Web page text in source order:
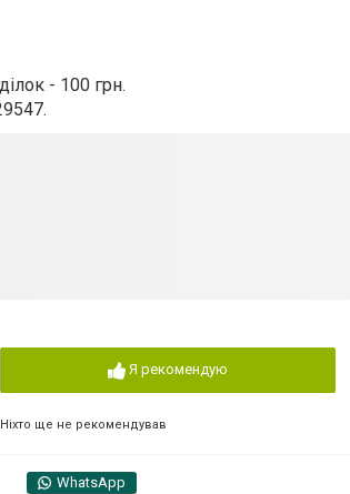
- 100 грн.
Я рекомендую
Ніхто ще не рекомендував
WhatsApp